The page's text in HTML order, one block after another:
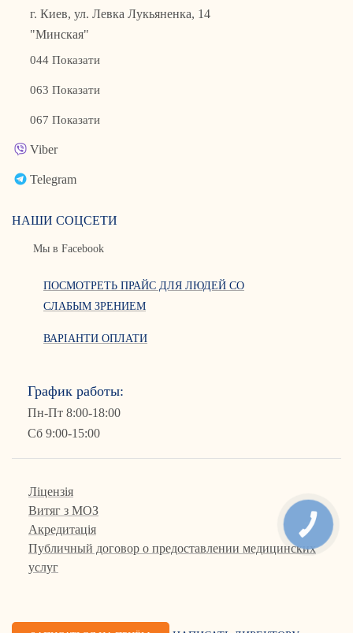
График работы:
Пн-Пт 8:00-18:00
Сб 9:00-15:00
Ліцензія
Витяг з МОЗ
Акредитація
Публичный договор о предоставлении медицинских
услуг
г. Киев, ул. Левка Лукьяненка, 14
"Минская"
044 Показати
063 Показати
067 Показати
Viber
Telegram
НАШИ СОЦСЕТИ
Мы в Facebook
ПОСМОТРЕТЬ ПРАЙС ДЛЯ ЛЮДЕЙ СО
СЛАБЫМ ЗРЕНИЕМ
ВАРІАНТИ ОПЛАТИ
КНОПКА
СВЯЗИ